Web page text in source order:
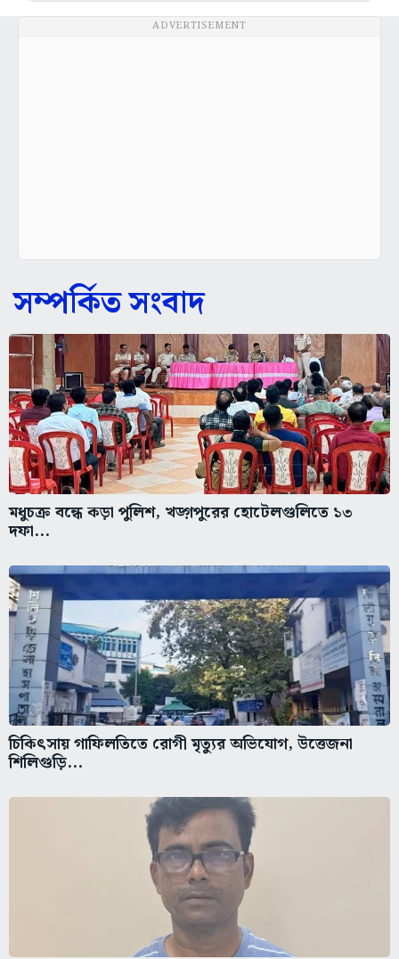
ADVERTISEMENT
সম্পর্কিত সংবাদ
মধুচক্র বন্ধে কড়া পুলিশ, খড়্গপুরের হোটেলগুলিতে ১৩
দফা...
চিকিৎসায় গাফিলতিতে রোগী মৃত্যুর অভিযোগ, উত্তেজনা
শিলিগুড়ি...